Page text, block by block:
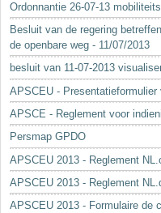
Ordonnantie 26-07-13
Besluit van de regering
de openbare weg - 11/07/2013
besluit van 11-07-2013
APSCEU - Presentatieformulier
APSCE - Reglement voor
Persmap GPDO
APSCEU 2013 - Reglement
APSCEU 2013 - Reglement
APSCEU 2013 - Formulaire de